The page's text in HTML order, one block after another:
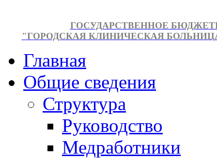
ГОСУДАРСТВЕННОЕ
"ГОРОДСКАЯ КЛИНИЧЕСКАЯ
Главная
Общие сведения
Структура
Руководство
Медработники